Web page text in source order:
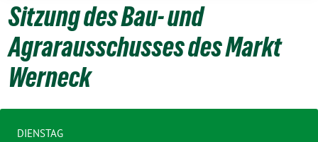
Sitzung des Bau- und
Agrarausschusses des Markt
Werneck
DIENSTAG